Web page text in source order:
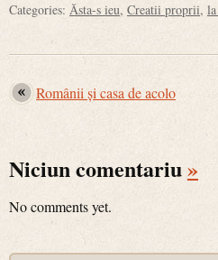
Categories: Ăsta-s ieu, Creatii proprii,
Românii și casa de acolo
Niciun comentariu»
No comments yet.